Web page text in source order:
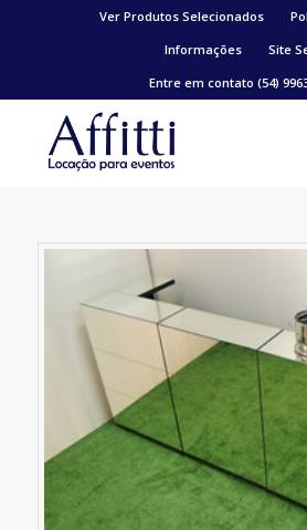
Ver Produtos Selecionados
Informações
Site
Entre em contato (54)